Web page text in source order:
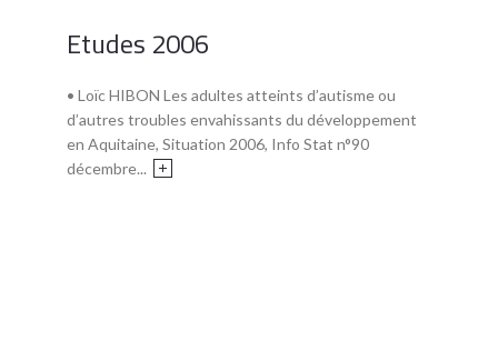
Etudes 2006
• Loïc HIBON Les adultes atteints d’autisme ou
d’autres troubles envahissants du développement
en Aquitaine, Situation 2006, Info Stat n°90
décembre...